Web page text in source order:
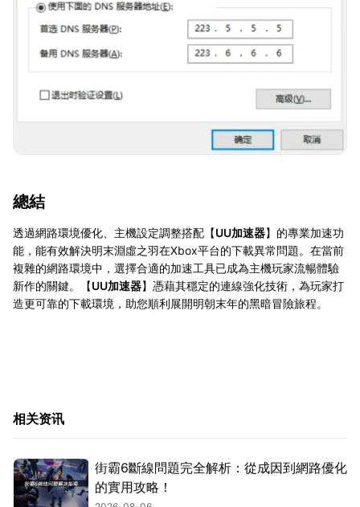
總結
透過網路環境優化、主機設定調整搭配【UU加速器】的專業加速功
能，能有效解決明末淵虛之羽在Xbox平台的下載異常問題。在當前
複雜的網路環境中，選擇合適的加速工具已成為主機玩家流暢體驗
新作的關鍵。【UU加速器】憑藉其穩定的連線強化技術，為玩家打
造更可靠的下載環境，助您順利展開明朝末年的黑暗冒險旅程。
相关资讯
街霸6斷線問題完全解析：從成因到網路優化
的實用攻略！